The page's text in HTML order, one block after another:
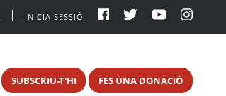
INICIA SESSIÓ
SUBSCRIU-T'HI FES UNA DONACIÓ